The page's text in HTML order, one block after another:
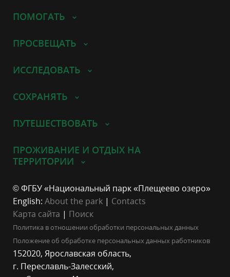
ПОМОГАТЬ
ПРОСВЕЩАТЬ
ИССЛЕДОВАТЬ
СОХРАНЯТЬ
ПУТЕШЕСТВОВАТЬ
ПРОЖИВАНИЕ И ОТДЫХ НА
ТЕРРИТОРИИ
© ФГБУ «Национальный парк «Плещеево озеро»
English: About the park | Contacts
Карта сайта | Поиск
Политика в отношении обработки персональных данных
Положение об обработке персональных данных работников
152020, Ярославская область,
г. Переславль-Залесский,